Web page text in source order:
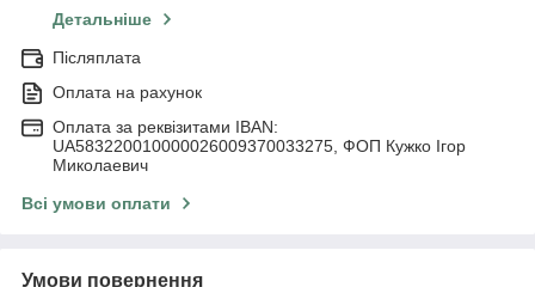
Детальніше
Післяплата
Оплата на рахунок
Оплата за реквізитами IBAN:
UA583220010000026009370033275, ФОП Кужко Ігор
Миколаевич
Всі умови оплати
Умови повернення